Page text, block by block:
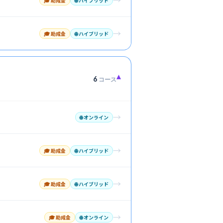
🎓 助成金 🌐ハイブリッド →
6 コース▾
🌐オンライン →
🎓 助成金 🌐ハイブリッド →
🎓 助成金 🌐ハイブリッド →
🎓 助成金 🌐オンライン →